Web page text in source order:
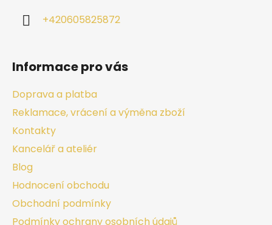
+420605825872
Informace pro vás
Doprava a platba
Reklamace, vrácení a výměna zboží
Kontakty
Kancelář a ateliér
Blog
Hodnocení obchodu
Obchodní podmínky
Podmínky ochrany osobních údajů